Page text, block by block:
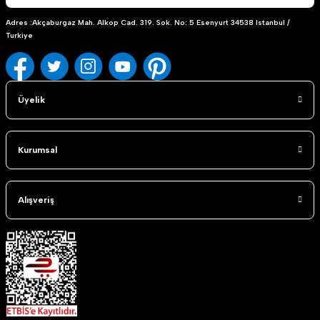
Adres :Akçaburgaz Mah. Alkop Cad. 319. Sok. No: 5 Esenyurt 34538 Istanbul /
Turkiye
Üyelik
Kurumsal
Alışveriş